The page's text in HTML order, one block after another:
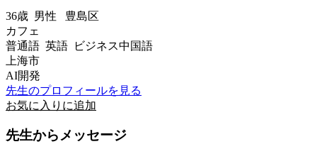
36歳 男性 豊島区
カフェ
普通語 英語 ビジネス中国語
上海市
AI開発
先生のプロフィールを見る
お気に入りに追加
先生からメッセージ